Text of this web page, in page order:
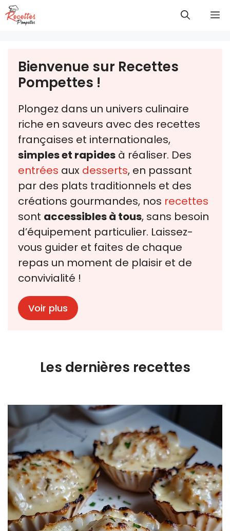
Aller
au
Bienvenue sur Recettes
Pompettes !
Plongez dans un univers culinaire
riche en saveurs avec des recettes
françaises et internationales,
simples et rapides à réaliser. Des
entrées aux desserts, en passant
par des plats traditionnels et des
créations gourmandes, nos recettes
sont accessibles à tous, sans besoin
d’équipement particulier. Laissez-
vous guider et faites de chaque
repas un moment de plaisir et de
convivialité !
Voir plus
Les dernières recettes